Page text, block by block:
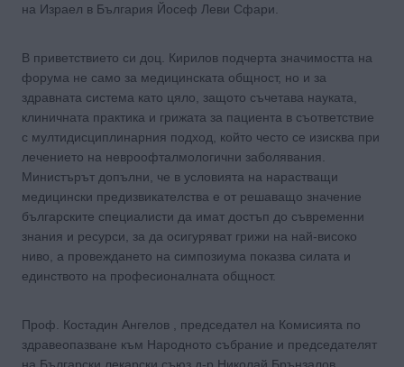
на Израел в България Йосеф Леви Сфари.
В приветствието си доц. Кирилов подчерта значимостта на
форума не само за медицинската общност, но и за
здравната система като цяло, защото съчетава науката,
клиничната практика и грижата за пациента в съответствие
с мултидисциплинарния подход, който често се изисква при
лечението на невроофталмологични заболявания.
Министърът допълни, че в условията на нарастващи
медицински предизвикателства е от решаващо значение
българските специалисти да имат достъп до съвременни
знания и ресурси, за да осигуряват грижи на най-високо
ниво, а провеждането на симпозиума показва силата и
единството на професионалната общност.
Проф. Костадин Ангелов , председател на Комисията по
здравеопазване към Народното събрание и председателят